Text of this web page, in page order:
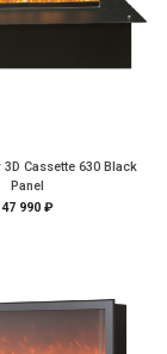
Cassette 630 Black
Panel
47 990 ₽